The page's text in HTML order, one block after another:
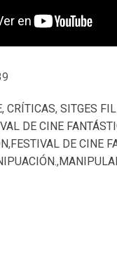
, CRÍTICAS, SITGES
DE CINE
,FESTIVAL DE CINE
,